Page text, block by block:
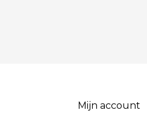
Mijn account